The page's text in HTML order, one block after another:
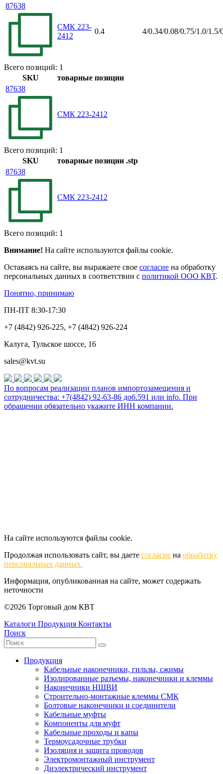
87638
СМК 223-
2412
0.4 4/0.34/0.08/0.75/1.0/1.5/
Всего позиций: 1
SKU
товарные позиции
87638
СМК 223-2412
Всего позиций: 1
SKU
товарные позиции .stp
87638
СМК 223-2412
Всего позиций: 1
Внимание! На сайте используются файлы cookie.
Оставаясь на сайте, вы выражаете свое согласие на обработку
персональных данных в соответствии с политикой ООО КВТ.
Понятно, принимаю
ПН-ПТ 8:30-17:30
+7 (4842) 926-225, +7 (4842) 926-224
Калуга, Тульское шоссе, 16
sales@kvt.su
По вопросам реализации планов импортозамещения и
сотрудничества: +7(4842) 92-63-86 доб.591 или info. При
обращении обязательно укажите ИНН компании.
На сайте используются файлы cookie.
Продолжая использовать сайт, вы даете согласие на обработку
персональных данных.
Информация, опубликованная на сайте, может содержать
неточности
©2026 Торговый дом КВТ
Каталоги Продукция Контакты
Поиск
Продукция
Кабельные наконечники, гильзы, сжимы
Изолированные разъемы, наконечники и клеммы
Наконечники НШВИ
Строительно-монтажные клеммы СМК
Болтовые наконечники и соединители
Кабельные муфты
Компоненты для муфт
Кабельные проходы и капы
Термоусадочные трубки
Изоляция и защита проводов
Электромонтажный инструмент
Диэлектрический инструмент